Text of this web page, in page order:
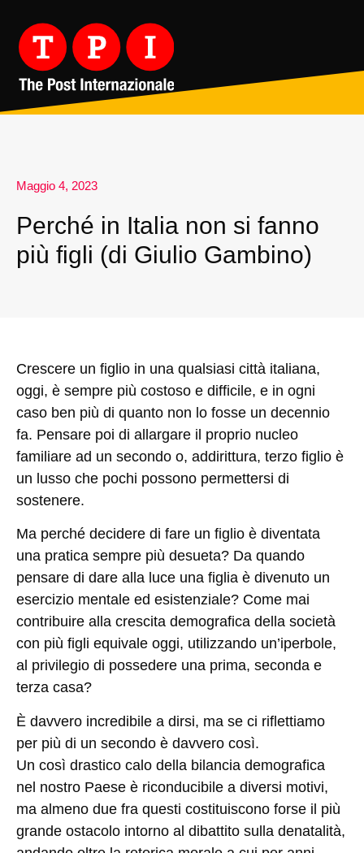
Maggio 4, 2023
Perché in Italia non si fanno
più figli (di Giulio Gambino)
Crescere un figlio in una qualsiasi città italiana,
oggi, è sempre più costoso e difficile, e in ogni
caso ben più di quanto non lo fosse un decennio
fa. Pensare poi di allargare il proprio nucleo
familiare ad un secondo o, addirittura, terzo figlio è
un lusso che pochi possono permettersi di
sostenere.
Ma perché decidere di fare un figlio è diventata
una pratica sempre più desueta? Da quando
pensare di dare alla luce una figlia è divenuto un
esercizio mentale ed esistenziale? Come mai
contribuire alla crescita demografica della società
con più figli equivale oggi, utilizzando un’iperbole,
al privilegio di possedere una prima, seconda e
terza casa?
È davvero incredibile a dirsi, ma se ci riflettiamo
per più di un secondo è davvero così.
Un così drastico calo della bilancia demografica
nel nostro Paese è riconducibile a diversi motivi,
ma almeno due fra questi costituiscono forse il più
grande ostacolo intorno al dibattito sulla denatalità,